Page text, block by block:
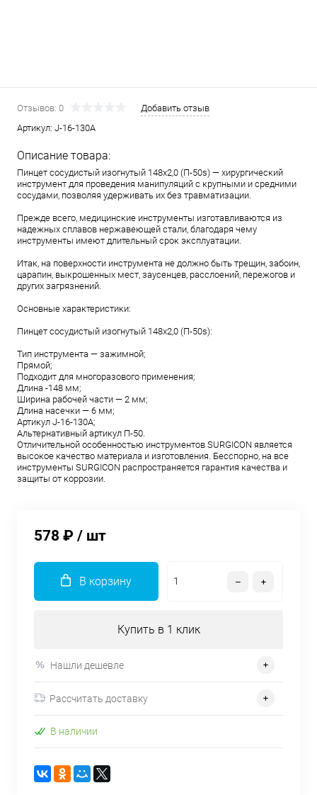
Отзывов: 0
Добавить отзыв
Артикул: J-16-130A
Описание товара:
Пинцет сосудистый изогнутый 148х2,0 (П-50s) — хирургический
инструмент для проведения манипуляций с крупными и средними
сосудами, позволяя удерживать их без травматизации.
Прежде всего, медицинские инструменты изготавливаются из
надежных сплавов нержавеющей стали, благодаря чему
инструменты имеют длительный срок эксплуатации.
Итак, на поверхности инструмента не должно быть трещин, забоин,
царапин, выкрошенных мест, заусенцев, расслоений, пережогов и
других загрязнений.
Основные характеристики:
Пинцет сосудистый изогнутый 148х2,0 (П-50s):
Тип инструмента — зажимной;
Прямой;
Подходит для многоразового применения;
Длина -148 мм;
Ширина рабочей части — 2 мм;
Длина насечки — 6 мм;
Aртикул J-16-130A;
Aльтернативный артикул П-50.
Отличительной особенностью инструментов SURGICON является
высокое качество материала и изготовления. Бесспорно, на все
инструменты SURGICON распространяется гарантия качества и
защиты от коррозии.
578 ₽ / шт
В корзину
Купить в 1 клик
Нашли дешевле
Рассчитать доставку
В наличии